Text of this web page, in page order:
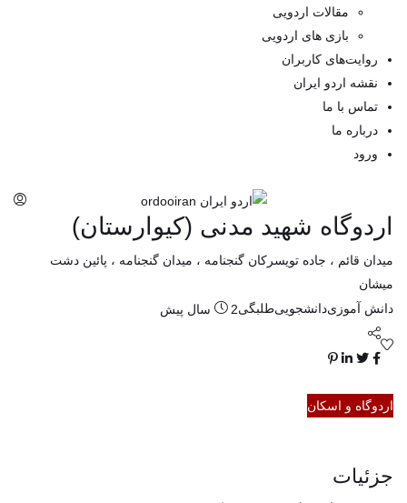
مقالات اردویی
بازی های اردویی
روایت‌های کاربران
نقشه اردو ایران
تماس با ما
درباره ما
ورود
اردوگاه شهید مدنی (کیوارستان)
میدان قائم ، جاده تویسرکان گنجنامه ، میدان گنجنامه ، پائین دشت
میشان
دانش آموزیدانشجوییطلبگی2 سال پیش
اردوگاه و اسکان
جزئیات